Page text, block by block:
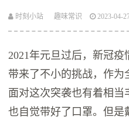
时刻小站 趣味常识 2023-04-
2021年元旦过后，新冠
带来了不小的挑战，作为
面对这次突袭也有着相当
也自觉带好了口罩。但是